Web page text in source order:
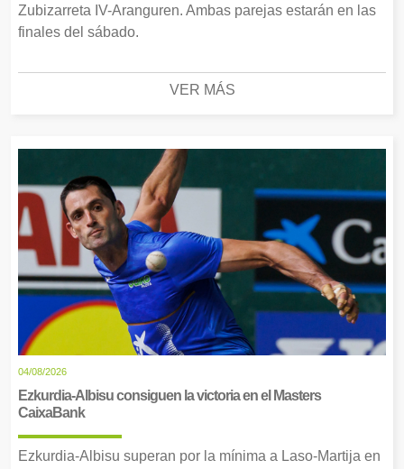
Zubizarreta IV-Aranguren. Ambas parejas estarán en las
finales del sábado.
VER MÁS
04/08/2026
Ezkurdia-Albisu consiguen la victoria en el Masters
CaixaBank
Ezkurdia-Albisu superan por la mínima a Laso-Martija en